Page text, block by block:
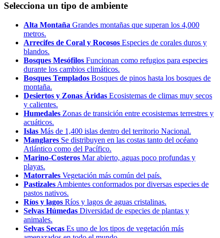
Selecciona un tipo de ambiente
Alta Montaña Grandes montañas que superan los 4,000
metros.
Arrecifes de Coral y Rocosos Especies de corales duros y
blandos.
Bosques Mesófilos Funcionan como refugios para especies
durante los cambios climáticos.
Bosques Templados Bosques de pinos hasta los bosques de
montaña.
Desiertos y Zonas Áridas Ecosistemas de climas muy secos
y calientes.
Humedales Zonas de transición entre ecosistemas terrestres y
acuáticos.
Islas Más de 1,400 islas dentro del territorio Nacional.
Manglares Se distribuyen en las costas tanto del océano
Atlántico como del Pacífico.
Marino-Costeros Mar abierto, aguas poco profundas y
playas.
Matorrales Vegetación más común del país.
Pastizales Ambientes conformados por diversas especies de
pastos nativos.
Ríos y lagos Ríos y lagos de aguas cristalinas.
Selvas Húmedas Diversidad de especies de plantas y
animales.
Selvas Secas Es uno de los tipos de vegetación más